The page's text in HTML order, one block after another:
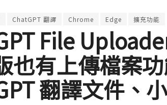
ChatGPT 翻譯 Chrome Edge 擴充功能
File
也有上傳檔案
翻譯文件、